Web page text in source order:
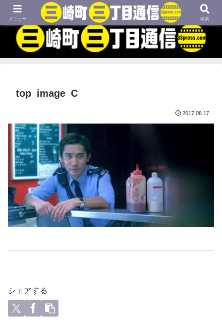
MBTIネタや映画、外国語学習などについてのブログです
top_image_C
2017.08.17
シェアする
メニュー 検索